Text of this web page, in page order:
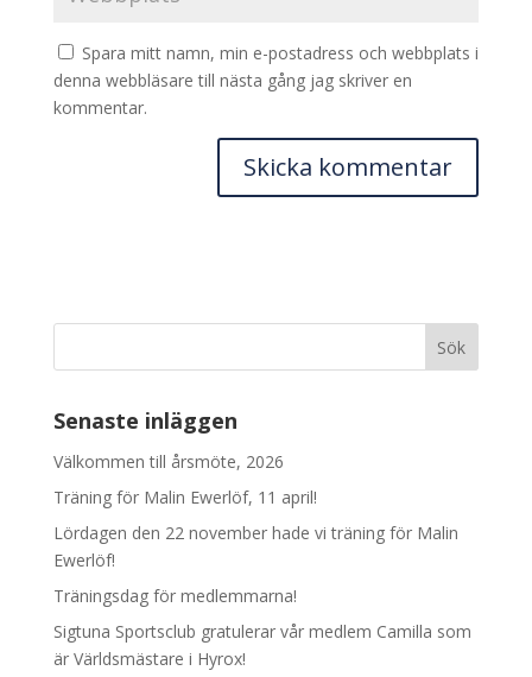
Spara mitt namn, min e-postadress och webbplats i
denna webbläsare till nästa gång jag skriver en
kommentar.
Senaste inläggen
Välkommen till årsmöte, 2026
Träning för Malin Ewerlöf, 11 april!
Lördagen den 22 november hade vi träning för Malin
Ewerlöf!
Träningsdag för medlemmarna!
Sigtuna Sportsclub gratulerar vår medlem Camilla som
är Världsmästare i Hyrox!